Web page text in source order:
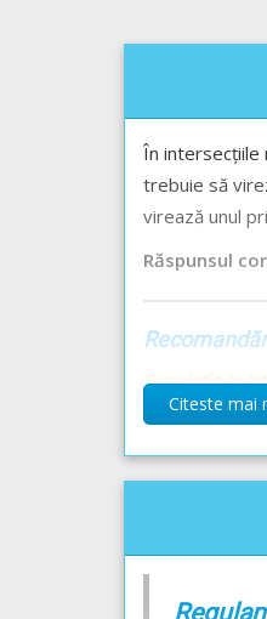
În intersecțiile
trebuie să
virează unul
Răspunsul
Circulația în
Semnificația
Sensul și
Citeste mai